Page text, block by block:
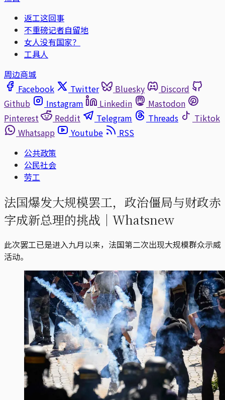
返工这回事
不重磅记者自留地
女人没有国家？
工具人
周边商城
Facebook
Twitter Bluesky
Discord
Github
Instagram Linkedin
Mastodon
Pinterest
Reddit Telegram Threads
Tiktok
Whatsapp
Youtube
RSS
公共政策
公民社会
劳工
法国爆发大规模罢工，政治僵局与财政赤
字成新总理的挑战｜Whatsnew
此次罢工已是进入九月以来，法国第二次出现大规模群众示威
活动。